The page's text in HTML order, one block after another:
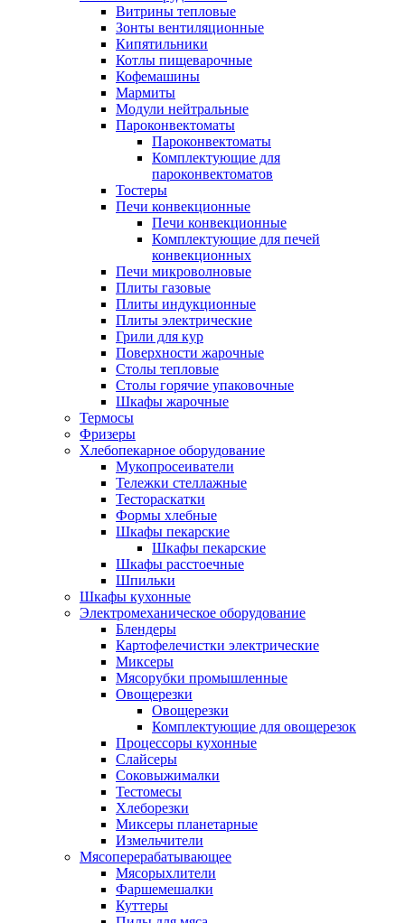
Витрины тепловые
Зонты вентиляционные
Кипятильники
Котлы пищеварочные
Кофемашины
Мармиты
Модули нейтральные
Пароконвектоматы
Пароконвектоматы
Комплектующие для
пароконвектоматов
Тостеры
Печи конвекционные
Печи конвекционные
Комплектующие для печей
конвекционных
Печи микроволновые
Плиты газовые
Плиты индукционные
Плиты электрические
Грили для кур
Поверхности жарочные
Столы тепловые
Столы горячие упаковочные
Шкафы жарочные
Термосы
Фризеры
Хлебопекарное оборудование
Мукопросеиватели
Тележки стеллажные
Тестораскатки
Формы хлебные
Шкафы пекарские
Шкафы пекарские
Шкафы расстоечные
Шпильки
Шкафы кухонные
Электромеханическое оборудование
Блендеры
Картофелечистки электрические
Миксеры
Мясорубки промышленные
Овощерезки
Овощерезки
Комплектующие для овощерезок
Процессоры кухонные
Слайсеры
Соковыжималки
Тестомесы
Хлеборезки
Миксеры планетарные
Измельчители
Мясоперерабатывающее
Мясорыхлители
Фаршемешалки
Куттеры